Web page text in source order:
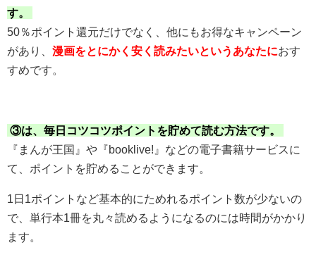
す。
50％ポイント還元だけでなく、他にもお得なキャンペーン
があり、 漫画をとにかく安く読みたいというあなたにおす
すめです。
③は、毎日コツコツポイントを貯めて読む方法です。
『まんが王国』や『booklive!』などの電子書籍サービスに
て、ポイントを貯めることができます。
1日1ポイントなど基本的にためれるポイント数が少ないの
で、単行本1冊を丸々読めるようになるのには時間がかかり
ます。